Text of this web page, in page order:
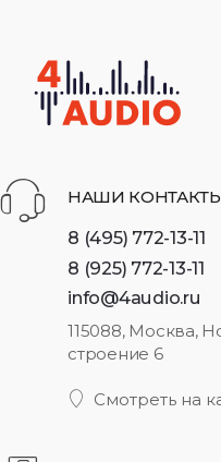
НАШИ
8 (495) 772-13-11
8 (925) 772-13-11
info@4audio.ru
115088, Москва,
строение 6
Смотреть на